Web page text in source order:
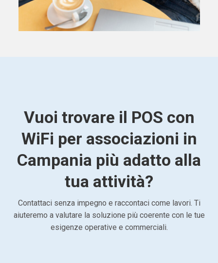
Vuoi trovare il POS con
WiFi per associazioni in
Campania più adatto alla
tua attività?
Contattaci senza impegno e raccontaci come lavori. Ti
aiuteremo a valutare la soluzione più coerente con le tue
esigenze operative e commerciali.